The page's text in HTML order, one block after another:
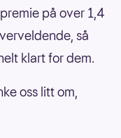
på over 1,4
så
klart for dem.
oss litt om,